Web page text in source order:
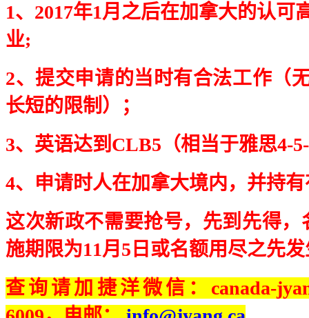
1、 2017年1月之后在加拿大的认可
业;
2、提交申请的当时有合法工作（
长短的限制）；
3、英语达到CLB5 （相当于雅思4-
4、申请时人在加拿大境内，并持
这次新政不需要抢号，先到先得，
施期限为11月 5 日或名额用尽之先
查询请加捷洋微信：canada-